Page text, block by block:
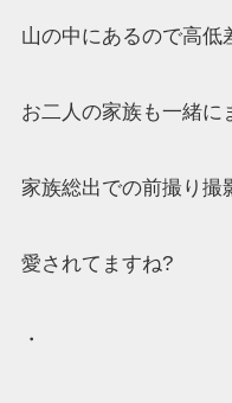
山の中にあるので高低
お二人の家族も一緒に
家族総出での前撮り撮
愛されてますね?
・